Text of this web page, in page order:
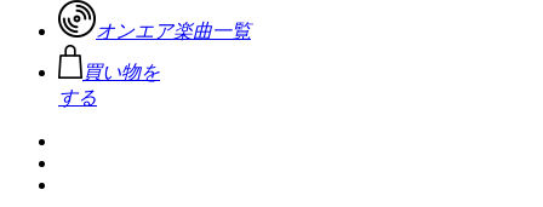
オンエア楽曲一覧
買い物を
する